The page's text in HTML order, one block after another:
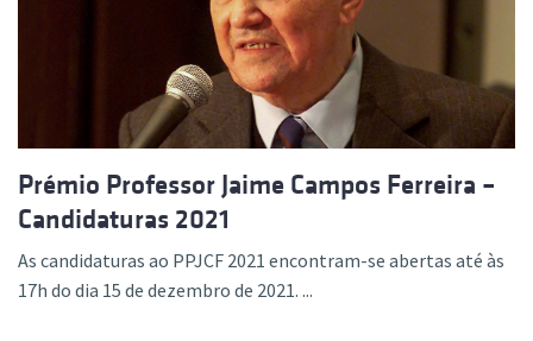
Prémio Professor Jaime Campos Ferreira –
Candidaturas 2021
As candidaturas ao PPJCF 2021 encontram-se abertas até às
17h do dia 15 de dezembro de 2021. ...